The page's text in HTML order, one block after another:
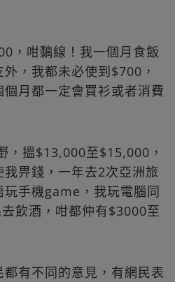
，咁黐線！我一個月食飯
，我都未必使到$700，
月都一定會買衫或者消費
，搵$13,000至$15,000，
畀錢，一年去2次亞洲旅
手機game，我玩電腦同
飲酒，咁都仲有$3000至
有不同的意見，有網民表